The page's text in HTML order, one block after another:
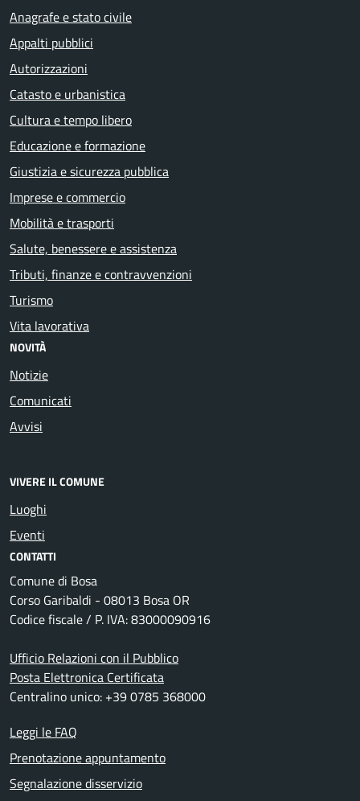
Anagrafe e stato civile
Appalti pubblici
Autorizzazioni
Catasto e urbanistica
Cultura e tempo libero
Educazione e formazione
Giustizia e sicurezza pubblica
Imprese e commercio
Mobilità e trasporti
Salute, benessere e assistenza
Tributi, finanze e contravvenzioni
Turismo
Vita lavorativa
NOVITÀ
Notizie
Comunicati
Avvisi
VIVERE IL COMUNE
Luoghi
Eventi
CONTATTI
Comune di Bosa
Corso Garibaldi - 08013 Bosa OR
Codice fiscale / P. IVA: 83000090916
Ufficio Relazioni con il Pubblico
Posta Elettronica Certificata
Centralino unico: +39 0785 368000
Leggi le FAQ
Prenotazione appuntamento
Segnalazione disservizio